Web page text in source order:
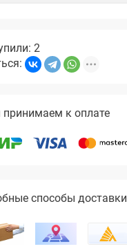
2
к оплате
способы доставки